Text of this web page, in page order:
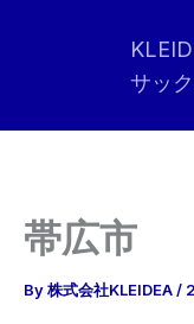
サッ
帯広市
By株式会社KLEIDEA/